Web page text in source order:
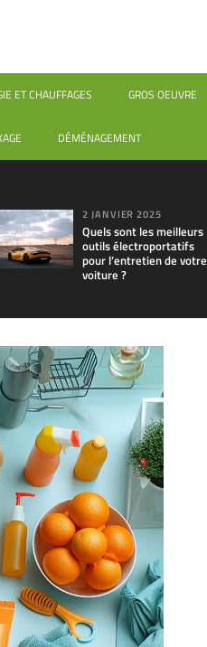
ET CHAUFFAGES GROS OEUVRE
DÉMÉNAGEMENT
2 JANVIER 2025
Quels sont les meilleurs
outils électroportatifs
pour l’entretien de votre
voiture ?